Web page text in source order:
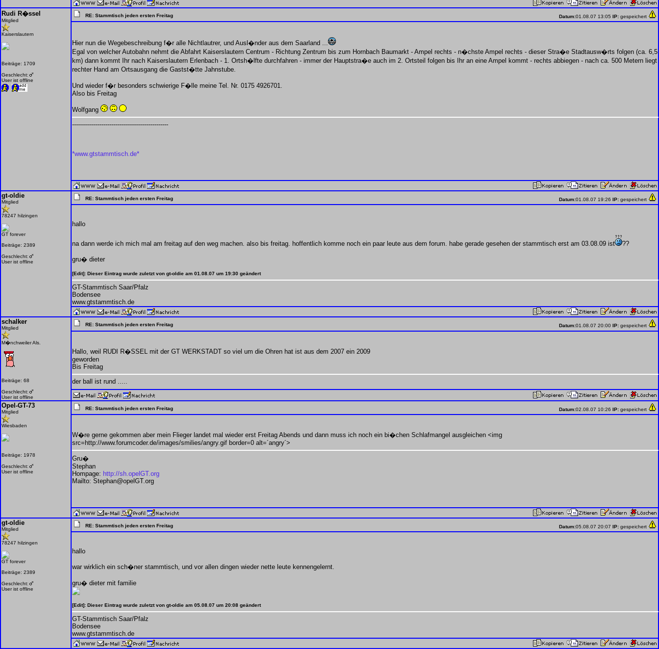
Rudi R�ssel
Mitglied
Kaiserslautern
Beiträge: 1709
Geschlecht:
User ist offline
RE: Stammtisch jeden ersten Freitag Datum:01.08.07 13:05 IP: gespeichert
Hier nun die Wegebeschreibung f�r alle Nichtlautrer, und Ausl�nder aus dem Saarland ...
Egal von welcher Autobahn nehmt die Abfahrt Kaiserslautern Centrum - Richtung Zentrum bis zum Hornbach Baumarkt - Ampel rechts - n�chste Ampel rechts - dieser Stra�e Stadtausw�rts folgen (ca. 6,5
km) dann kommt Ihr nach Kaiserslautern Erlenbach - 1. Ortsh�lfte durchfahren - immer der Hauptstra�e auch im 2. Ortsteil folgen bis Ihr an eine Ampel kommt - rechts abbiegen - nach ca. 500 Metern liegt
rechter Hand am Ortsausgang die Gastst�tte Jahnstube.
Und wieder f�r besonders schwierige F�lle meine Tel. Nr. 0175 4926701.
Also bis Freitag
Wolfgang
-------------------------------------------------
*www.gtstammtisch.de*
gt-oldie
Mitglied
78247 hilzingen
GT forever
Beiträge: 2389
Geschlecht:
User ist offline
RE: Stammtisch jeden ersten Freitag Datum:01.08.07 19:26 IP: gespeichert
hallo
na dann werde ich mich mal am freitag auf den weg machen. also bis freitag. hoffentlich komme noch ein paar leute aus dem forum. habe gerade gesehen der stammtisch erst am 03.08.09 ist ??
gru� dieter
[Edit]: Dieser Eintrag wurde zuletzt von gt-oldie am 01.08.07 um 19:30 geändert
GT-Stammtisch Saar/Pfalz
Bodensee
www.gtstammtisch.de
schalker
Mitglied
M�nchweiler Als.
Beiträge: 68
Geschlecht:
User ist offline
RE: Stammtisch jeden ersten Freitag Datum:01.08.07 20:00 IP: gespeichert
Hallo, weil RUDI R�SSEL mit der GT WERKSTADT so viel um die Ohren hat ist aus dem 2007 ein 2009
geworden
Bis Freitag
der ball ist rund .....
Opel-GT-73
Mitglied
Wiesbaden
Beiträge: 1978
Geschlecht:
User ist offline
RE: Stammtisch jeden ersten Freitag Datum:02.08.07 10:26 IP: gespeichert
W�re gerne gekommen aber mein Flieger landet mal wieder erst Freitag Abends und dann muss ich noch ein bi�chen Schlafmangel ausgleichen <img
src=http://www.forumcoder.de/images/smilies/angry.gif border=0 alt=´angry´>
Gru�
Stephan
Hompage: http://sh.opelGT.org
Mailto: Stephan@opelGT.org
gt-oldie
Mitglied
78247 hilzingen
GT forever
Beiträge: 2389
Geschlecht:
User ist offline
RE: Stammtisch jeden ersten Freitag Datum:05.08.07 20:07 IP: gespeichert
hallo
war wirklich ein sch�ner stammtisch, und vor allen dingen wieder nette leute kennengelernt.
gru� dieter mit familie
[Edit]: Dieser Eintrag wurde zuletzt von gt-oldie am 05.08.07 um 20:08 geändert
GT-Stammtisch Saar/Pfalz
Bodensee
www.gtstammtisch.de